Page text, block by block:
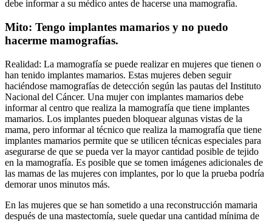
debe informar a su médico antes de hacerse una mamografía.
Mito: Tengo implantes mamarios y no puedo
hacerme mamografías.
Realidad: La mamografía se puede realizar en mujeres que tienen o
han tenido implantes mamarios. Estas mujeres deben seguir
haciéndose mamografías de detección según las pautas del Instituto
Nacional del Cáncer. Una mujer con implantes mamarios debe
informar al centro que realiza la mamografía que tiene implantes
mamarios. Los implantes pueden bloquear algunas vistas de la
mama, pero informar al técnico que realiza la mamografía que tiene
implantes mamarios permite que se utilicen técnicas especiales para
asegurarse de que se pueda ver la mayor cantidad posible de tejido
en la mamografía. Es posible que se tomen imágenes adicionales de
las mamas de las mujeres con implantes, por lo que la prueba podría
demorar unos minutos más.
En las mujeres que se han sometido a una reconstrucción mamaria
después de una mastectomía, suele quedar una cantidad mínima de